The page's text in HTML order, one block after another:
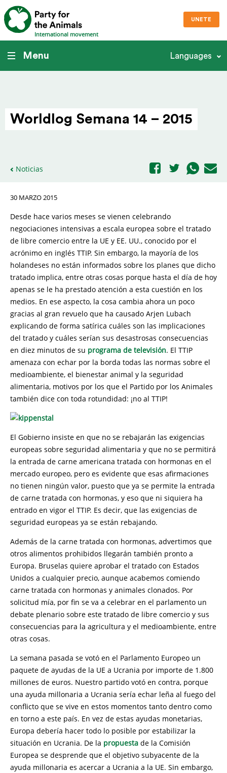
International movement
UNETE
Menu Languages
Worldlog Semana 14 – 2015
Noticias
30 MARZO 2015
Desde hace varios meses se vienen celebrando
negociaciones intensivas a escala europea sobre el tratado
de libre comercio entre la UE y EE. UU., conocido por el
acrónimo en inglés TTIP. Sin embargo, la mayoría de los
holandeses no están informados sobre los planes que dicho
tratado implica, entre otras cosas porque hasta el día de hoy
apenas se le ha prestado atención a esta cuestión en los
medios. En ese aspecto, la cosa cambia ahora un poco
gracias al gran revuelo que ha causado Arjen Lubach
explicando de forma satírica cuáles son las implicaciones
del tratado y cuáles serían sus desastrosas consecuencias
en diez minutos de su programa de televisión. El TTIP
amenaza con echar por la borda todas las normas sobre el
medioambiente, el bienestar animal y la seguridad
alimentaria, motivos por los que el Partido por los Animales
también dice con toda rotundidad: ¡no al TTIP!
El Gobierno insiste en que no se rebajarán las exigencias
europeas sobre seguridad alimentaria y que no se permitirá
la entrada de carne americana tratada con hormonas en el
mercado europeo, pero es evidente que esas afirmaciones
no tienen ningún valor, puesto que ya se permite la entrada
de carne tratada con hormonas, y eso que ni siquiera ha
entrado en vigor el TTIP. Es decir, que las exigencias de
seguridad europeas ya se están rebajando.
Además de la carne tratada con hormonas, advertimos que
otros alimentos prohibidos llegarán también pronto a
Europa. Bruselas quiere aprobar el tratado con Estados
Unidos a cualquier precio, aunque acabemos comiendo
carne tratada con hormonas y animales clonados. Por
solicitud mía, por fin se va a celebrar en el parlamento un
debate plenario sobre este tratado de libre comercio y sus
consecuencias para la agricultura y el medioambiente, entre
otras cosas.
La semana pasada se votó en el Parlamento Europeo un
paquete de ayudas de la UE a Ucrania por importe de 1.800
millones de euros. Nuestro partido votó en contra, porque
una ayuda millonaria a Ucrania sería echar leña al fuego del
conflicto que se vive en estos momentos tanto dentro como
en torno a este país. En vez de estas ayudas monetarias,
Europa debería hacer todo lo posible por estabilizar la
situación en Ucrania. De la propuesta de la Comisión
Europea se desprende que el objetivo subyacente de la
ayuda millonaria es acercar a Ucrania a la UE. Sin embargo,